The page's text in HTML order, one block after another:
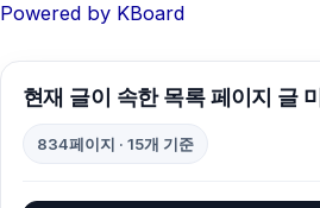
Powered by KBoard
현재 글이 속한 목록 페이지 글
834페이지 · 15개 기준